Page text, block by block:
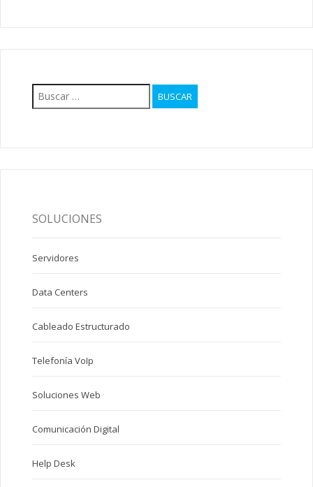
Buscar:
SOLUCIONES
Servidores
Data Centers
Cableado Estructurado
Telefonía VoIp
Soluciones Web
Comunicación Digital
Help Desk